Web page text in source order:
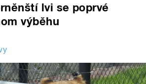
lvi se poprvé
výběhu